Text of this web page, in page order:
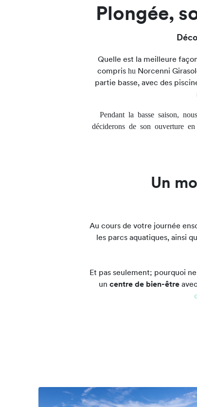
Plongée,
Quelle est la meilleure
comprishu Norcenni
partie basse, avec des
Pendant la basse saison,
déciderons de son ouverture
Un
Au cours de votre journée
les parcs aquatiques, ainsi
Et pas seulement; pourquoi
un centre de bien-être